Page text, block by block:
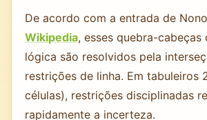
De acordo com a entrada de
Wikipedia, esses quebra-cabeças
lógica são resolvidos pela
restrições de linha. Em tabuleiros
células), restrições disciplinadas
rapidamente a incerteza.